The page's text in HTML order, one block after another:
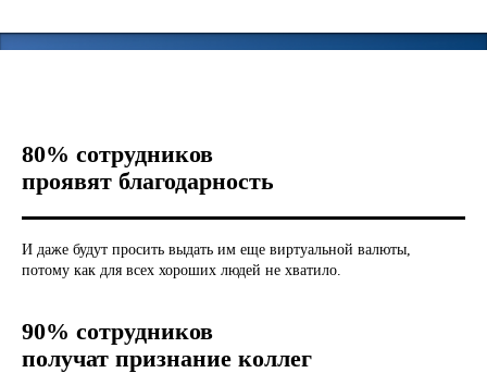
80% сотрудников
проявят благодарность
И даже будут просить выдать им еще виртуальной валюты,
потому как для всех хороших людей не хватило.
90% сотрудников
получат признание коллег